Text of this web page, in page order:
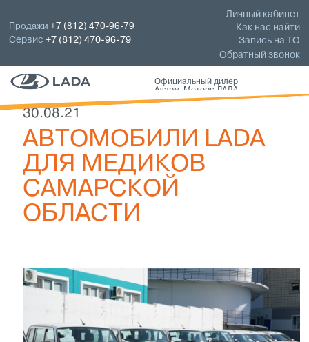
Личный кабинет
Как нас найти
Запись на ТО
Обратный звонок
Продажи+7 (812) 470-96-79
Сервис+7 (812) 470-96-79
Официальный дилер
Аларм-Моторс ЛАДА
30.08.21
АВТОМОБИЛИ LADA
ДЛЯ МЕДИКОВ
САМАРСКОЙ
ОБЛАСТИ